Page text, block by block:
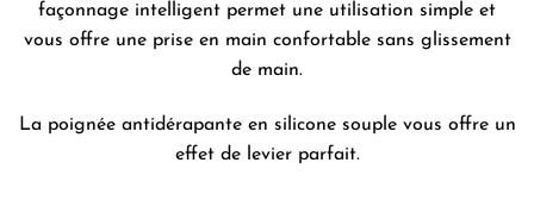
façonnage intelligent permet une utilisation simple et
vous offre une prise en main confortable sans glissement
de main.
La poignée antidérapante en silicone souple vous offre un
effet de levier parfait.